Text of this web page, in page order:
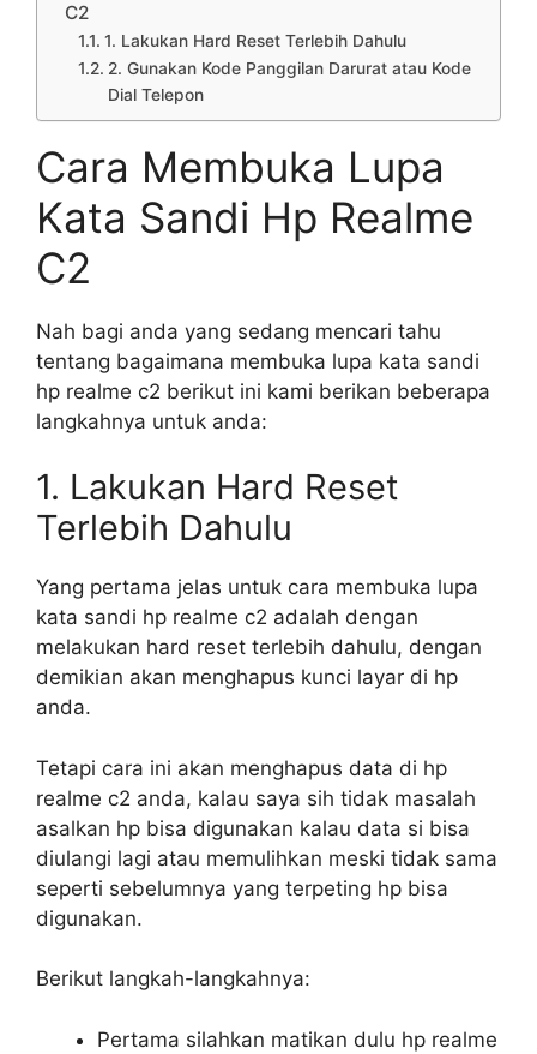
C2
1. Lakukan Hard Reset Terlebih Dahulu
2. Gunakan Kode Panggilan Darurat atau Kode
Dial Telepon
Cara Membuka Lupa
Kata Sandi Hp Realme
C2
Nah bagi anda yang sedang mencari tahu
tentang bagaimana membuka lupa kata sandi
hp realme c2 berikut ini kami berikan beberapa
langkahnya untuk anda:
1. Lakukan Hard Reset
Terlebih Dahulu
Yang pertama jelas untuk cara membuka lupa
kata sandi hp realme c2 adalah dengan
melakukan hard reset terlebih dahulu, dengan
demikian akan menghapus kunci layar di hp
anda.
Tetapi cara ini akan menghapus data di hp
realme c2 anda, kalau saya sih tidak masalah
asalkan hp bisa digunakan kalau data si bisa
diulangi lagi atau memulihkan meski tidak sama
seperti sebelumnya yang terpeting hp bisa
digunakan.
Berikut langkah-langkahnya:
Pertama silahkan matikan dulu hp realme